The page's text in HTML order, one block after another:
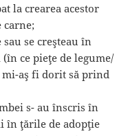
la crearea acestor
se creşteau în
ce pieţe de legume/
mi-aş fi dorit să prind
s- au înscris în
în ţările de adopţie